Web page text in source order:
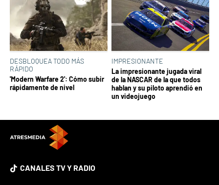
DESBLOQUEA TODO MÁS
RÁPIDO
'Modern Warfare 2': Cómo subir
rápidamente de nivel
IMPRESIONANTE
La impresionante jugada viral
de la NASCAR de la que todos
hablan y su piloto aprendió en
un videojuego
CANALES TV Y RADIO